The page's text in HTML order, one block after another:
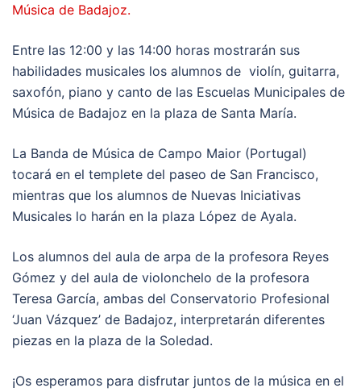
Música de Badajoz.
Entre las 12:00 y las 14:00 horas mostrarán sus
habilidades musicales los alumnos de violín, guitarra,
saxofón, piano y canto de las Escuelas Municipales de
Música de Badajoz en la plaza de Santa María.
La Banda de Música de Campo Maior (Portugal)
tocará en el templete del paseo de San Francisco,
mientras que los alumnos de Nuevas Iniciativas
Musicales lo harán en la plaza López de Ayala.
Los alumnos del aula de arpa de la profesora Reyes
Gómez y del aula de violonchelo de la profesora
Teresa García, ambas del Conservatorio Profesional
‘Juan Vázquez’ de Badajoz, interpretarán diferentes
piezas en la plaza de la Soledad.
¡Os esperamos para disfrutar juntos de la música en el